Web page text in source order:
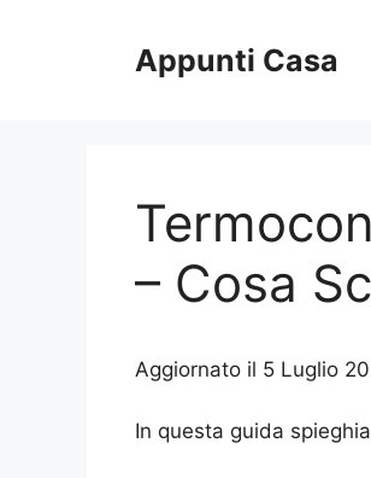
Appunti Casa
– Cosa
Aggiornato il 5 Luglio
In questa guida